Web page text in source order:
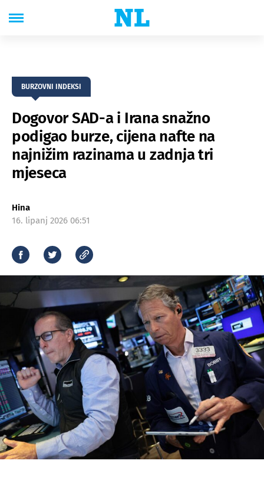
BURZOVNI INDEKSI
Dogovor SAD-a i Irana snažno
podigao burze, cijena nafte na
najnižim razinama u zadnja tri
mjeseca
Hina
16. lipanj 2026 06:51